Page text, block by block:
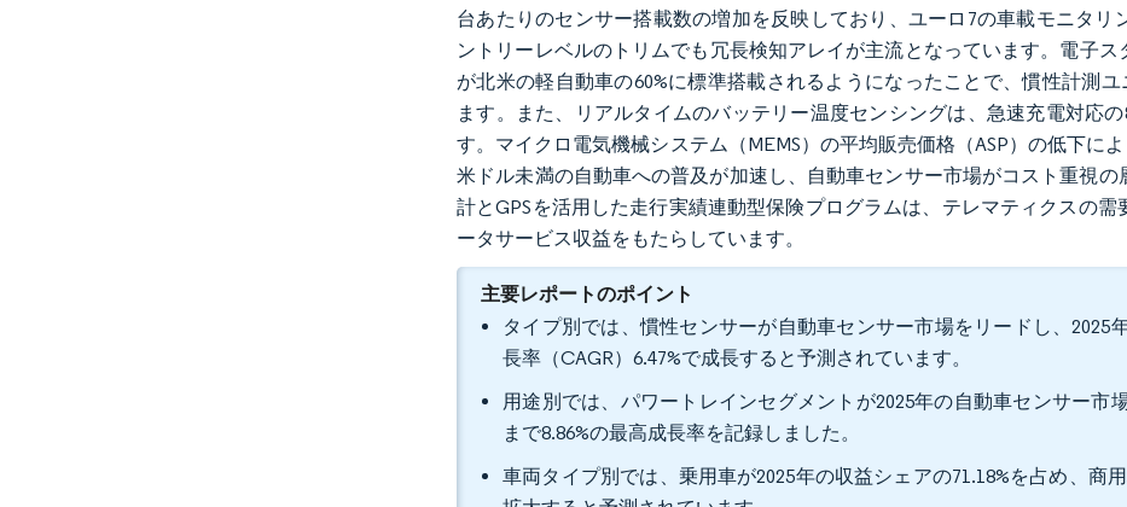
台あたりのセンサー搭載数の増加を反映しており、ユーロ7の車載モニタ
ントリーレベルのトリムでも冗長検知アレイが主流となっています。電子
が北米の軽自動車の60%に標準搭載されるようになったことで、慣性計測
ます。また、リアルタイムのバッテリー温度センシングは、急速充電対応
す。マイクロ電気機械システム（MEMS）の平均販売価格（ASP）の低下に
米ドル未満の自動車への普及が加速し、自動車センサー市場がコスト重視
計とGPSを活用した走行実績連動型保険プログラムは、テレマティクスの
ータサービス収益をもたらしています。
主要レポートのポイント
タイプ別では、慣性センサーが自動車センサー市場をリードし、2025
長率（CAGR）6.47%で成長すると予測されています。
用途別では、パワートレインセグメントが2025年の自動車センサー市
まで8.86%の最高成長率を記録しました。
車両タイプ別では、乗用車が2025年の収益シェアの71.18%を占め、商